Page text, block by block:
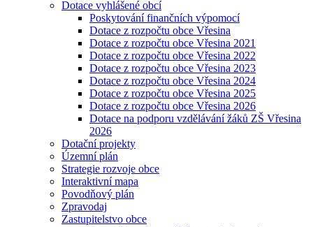
Dotace vyhlášené obcí
Poskytování finančních výpomocí
Dotace z rozpočtu obce Vřesina
Dotace z rozpočtu obce Vřesina 2021
Dotace z rozpočtu obce Vřesina 2022
Dotace z rozpočtu obce Vřesina 2023
Dotace z rozpočtu obce Vřesina 2024
Dotace z rozpočtu obce Vřesina 2025
Dotace z rozpočtu obce Vřesina 2026
Dotace na podporu vzdělávání žáků ZŠ Vřesina
2026
Dotační projekty
Územní plán
Strategie rozvoje obce
Interaktivní mapa
Povodňový plán
Zpravodaj
Zastupitelstvo obce